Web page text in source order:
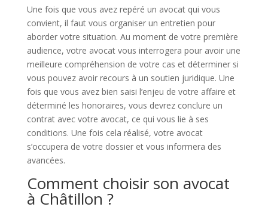
Une fois que vous avez repéré un avocat qui vous
convient, il faut vous organiser un entretien pour
aborder votre situation. Au moment de votre première
audience, votre avocat vous interrogera pour avoir une
meilleure compréhension de votre cas et déterminer si
vous pouvez avoir recours à un soutien juridique. Une
fois que vous avez bien saisi l’enjeu de votre affaire et
déterminé les honoraires, vous devrez conclure un
contrat avec votre avocat, ce qui vous lie à ses
conditions. Une fois cela réalisé, votre avocat
s’occupera de votre dossier et vous informera des
avancées.
Comment choisir son avocat
à Châtillon ?